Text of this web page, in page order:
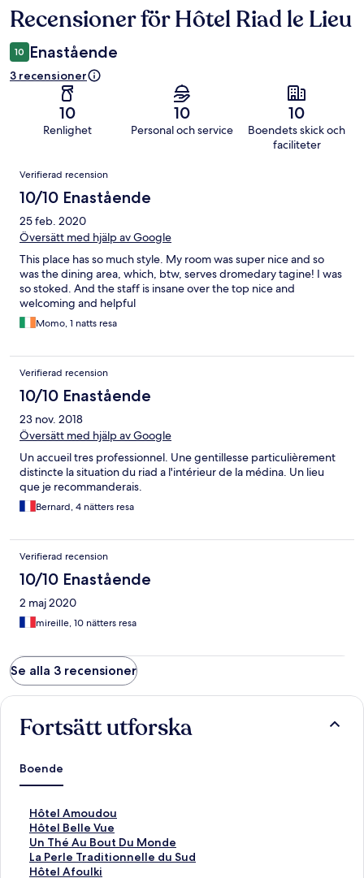
Recensioner
Recensioner för Hôtel Riad le Lieu
10 Enastående
3 recensioner
10
Renlighet
10
Personal och service
10
Boendets skick och
faciliteter
Recensioner
Verifierad recension
10/10 Enastående
25 feb. 2020
Översätt med hjälp av Google
This place has so much style. My room was super nice and so
was the dining area, which, btw, serves dromedary tagine! I was
so stoked. And the staff is insane over the top nice and
welcoming and helpful
Momo, 1 natts resa
Verifierad recension
10/10 Enastående
23 nov. 2018
Översätt med hjälp av Google
Un accueil tres professionnel. Une gentillesse particulièrement
distincte la situation du riad a l'intérieur de la médina. Un lieu
que je recommanderais.
Bernard, 4 nätters resa
Verifierad recension
10/10 Enastående
2 maj 2020
mireille, 10 nätters resa
Se alla 3 recensioner
Fortsätt utforska
Boende
Hôtel Amoudou
L
ä
n
k
t
Hôtel Belle Vue
L
ä
n
k
Un Thé Au Bout Du Monde
L
ä
n
La Perle Traditionnelle du Sud
L
ä
Hôtel Afoulki
L